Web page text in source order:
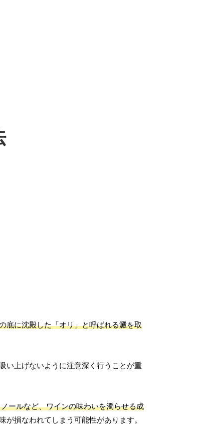
底に沈殿した「オリ」と呼ばれる澱を取
い上げないように注意深く行うことが重
ールなど、ワインの味わいを濁らせる成
損なわれてしまう可能性があります。